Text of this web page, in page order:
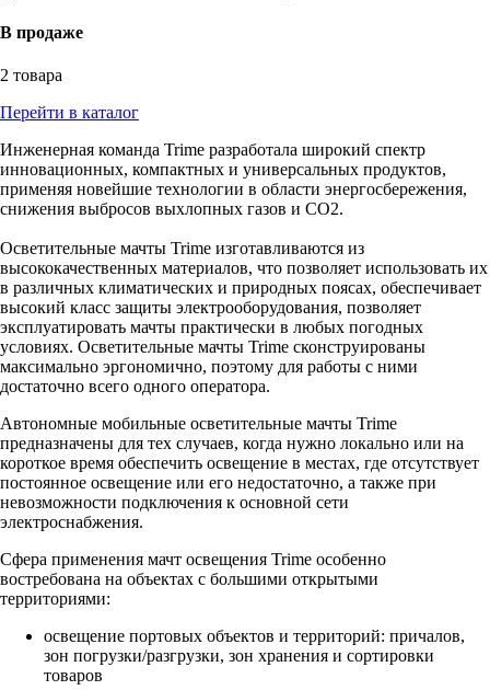
В продаже
2 товара
Перейти в каталог
Инженерная команда Trime разработала широкий спектр
инновационных, компактных и универсальных продуктов,
применяя новейшие технологии в области энергосбережения,
снижения выбросов выхлопных газов и CO2.
Осветительные мачты Trime изготавливаются из
высококачественных материалов, что позволяет использовать их
в различных климатических и природных поясах, обеспечивает
высокий класс защиты электрооборудования, позволяет
эксплуатировать мачты практически в любых погодных
условиях. Осветительные мачты Trime сконструированы
максимально эргономично, поэтому для работы с ними
достаточно всего одного оператора.
Автономные мобильные осветительные мачты Trime
предназначены для тех случаев, когда нужно локально или на
короткое время обеспечить освещение в местах, где отсутствует
постоянное освещение или его недостаточно, а также при
невозможности подключения к основной сети
электроснабжения.
Сфера применения мачт освещения Trime особенно
востребована на объектах с большими открытыми
территориями:
освещение портовых объектов и территорий: причалов,
зон погрузки/разгрузки, зон хранения и сортировки
товаров